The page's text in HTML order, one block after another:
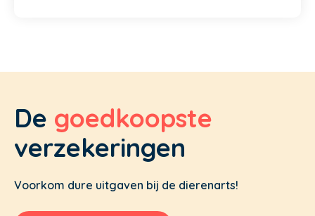
De goedkoopste
verzekeringen
Voorkom dure uitgaven bij de dierenarts!